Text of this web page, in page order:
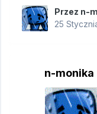
Przez n-
25
n-monika